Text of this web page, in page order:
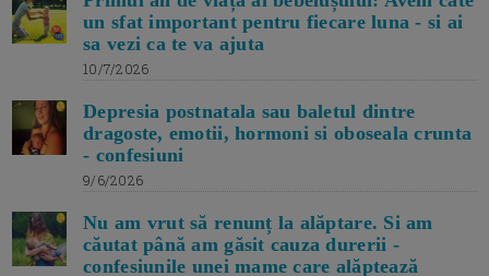
un sfat important pentru fiecare luna - si ai
sa vezi ca te va ajuta
10/7/2026
Depresia postnatala sau baletul dintre
dragoste, emotii, hormoni si oboseala crunta
- confesiuni
9/6/2026
Nu am vrut să renunț la alăptare. Si am
căutat până am găsit cauza durerii -
confesiunile unei mame care alăptează